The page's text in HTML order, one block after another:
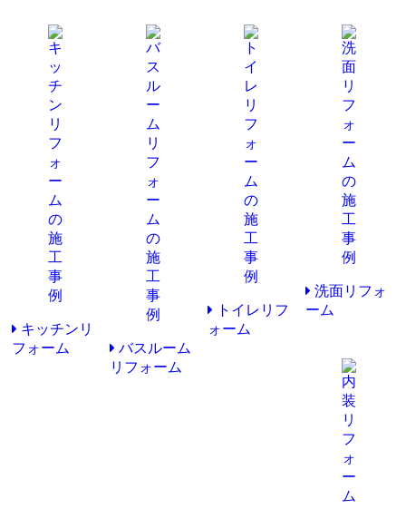
キッチンリ
フォーム
バスルーム
リフォーム
トイレリフ
ォーム
洗面リフォ
ーム